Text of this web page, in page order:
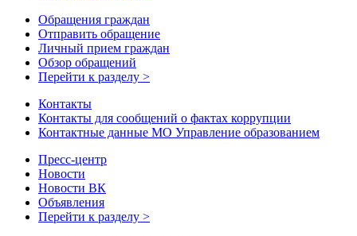
Обращения граждан
Отправить обращение
Личный прием граждан
Обзор обращений
Перейти к разделу >
Контакты
Контакты для сообщений о фактах коррупции
Контактные данные МО Управление образованием
Пресс-центр
Новости
Новости ВК
Объявления
Перейти к разделу >